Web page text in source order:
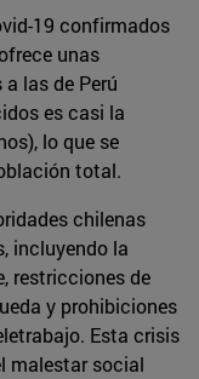
19 confirmados
unas
las de Perú
es casi la
lo que se
total.
chilenas
incluyendo la
restricciones de
y prohibiciones
Esta crisis
malestar social